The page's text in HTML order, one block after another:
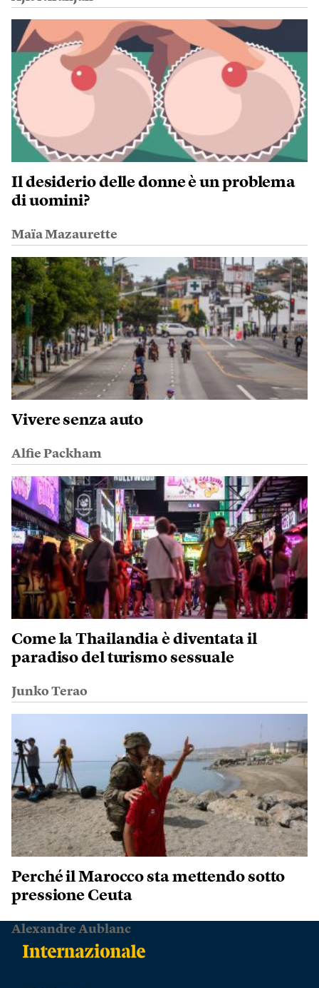
Il desiderio delle donne è un problema
di uomini?
Maïa Mazaurette
Vivere senza auto
Alfie Packham
Come la Thailandia è diventata il
paradiso del turismo sessuale
Junko Terao
Perché il Marocco sta mettendo sotto
pressione Ceuta
Alexandre Aublanc